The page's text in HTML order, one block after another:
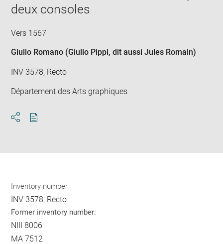
deux consoles
Vers 1567
Giulio Romano (Giulio Pippi, dit aussi Jules Romain)
INV 3578, Recto
Département des Arts graphiques
Inventory number
INV 3578, Recto
Former inventory number:
NIII 8006
MA 7512